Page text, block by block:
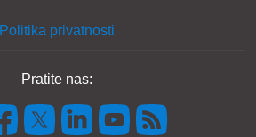
Politika privatnosti
Pratite nas: